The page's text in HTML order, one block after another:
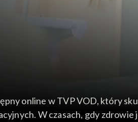
online w TVP VOD, który
W czasach, gdy